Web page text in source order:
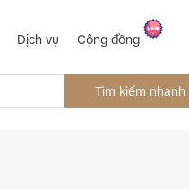
Dịch vụ Cộng đồng
Tìm kiếm nhanh